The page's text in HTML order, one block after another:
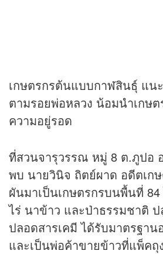
เกษตรกรต้นแบบกาฬสินธุ์ แน
ตามรอยพ่อหลวง น้อมนำเกษ
ความอยู่รอด
ที่สวนจารุวรรณ หมู่ 8 ต.ภูปอ
พบ นายวินิจ ถิตย์ผาด อดีตเก
ผันมาเป็นเกษตรกรบนพื้นที่
ไร่ นาข้าว และป่าธรรมชาติ
ปลอดสารเคมี ได้รับมาตรฐา
และเป็นพ่อค้าขายข้าวที่แพ็คถุ